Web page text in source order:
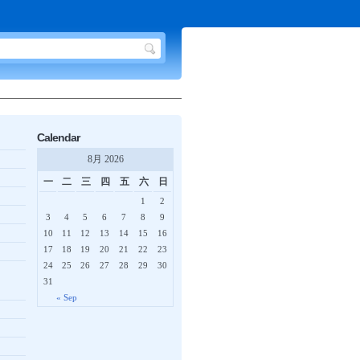
Calendar
8月 2026
一
二 三 四 五 六 日
« Sep
1
2
3
4 5 6 7 8
9
10
11 12 13 14 15
16
17
18 19 20 21 22
23
24
25 26 27 28 29
30
31